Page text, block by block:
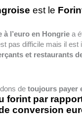
est le
à l’euro en Hongrie a
pas difficile mais il
et restaurants
de toujours payer
forint par
de conversion